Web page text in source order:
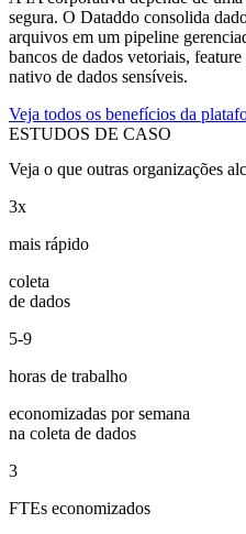
segura. O Dataddo consolida
arquivos em um pipeline
bancos de dados vetoriais,
nativo de dados sensíveis.
Veja todos os benefícios da
ESTUDOS DE CASO
Veja o que outras organizações
3x
mais rápido
coleta
de dados
5-9
horas de trabalho
economizadas por semana
na coleta de dados
3
FTEs economizados